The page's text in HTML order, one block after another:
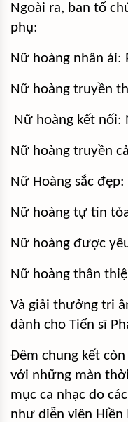
Ngoài ra, ban tổ
phụ:
Nữ hoàng nhân ái:
Nữ hoàng truyền
Nữ hoàng kết nối:
Nữ hoàng truyền
Nữ Hoàng sắc
Nữ hoàng tự tin
Nữ hoàng được
Nữ hoàng thân
Và giải thưởng tri
dành cho Tiến sĩ
Đêm chung kết
với những màn
mục ca nhạc do
như diễn viên Hiền